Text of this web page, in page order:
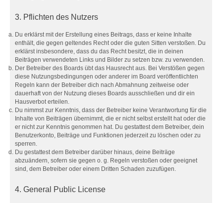
3. Pflichten des Nutzers
Du erklärst mit der Erstellung eines Beitrags, dass er keine Inhalte
enthält, die gegen geltendes Recht oder die guten Sitten verstoßen. Du
erklärst insbesondere, dass du das Recht besitzt, die in deinen
Beiträgen verwendeten Links und Bilder zu setzen bzw. zu verwenden.
Der Betreiber des Boards übt das Hausrecht aus. Bei Verstößen gegen
diese Nutzungsbedingungen oder anderer im Board veröffentlichten
Regeln kann der Betreiber dich nach Abmahnung zeitweise oder
dauerhaft von der Nutzung dieses Boards ausschließen und dir ein
Hausverbot erteilen.
Du nimmst zur Kenntnis, dass der Betreiber keine Verantwortung für die
Inhalte von Beiträgen übernimmt, die er nicht selbst erstellt hat oder die
er nicht zur Kenntnis genommen hat. Du gestattest dem Betreiber, dein
Benutzerkonto, Beiträge und Funktionen jederzeit zu löschen oder zu
sperren.
Du gestattest dem Betreiber darüber hinaus, deine Beiträge
abzuändern, sofern sie gegen o. g. Regeln verstoßen oder geeignet
sind, dem Betreiber oder einem Dritten Schaden zuzufügen.
4. General Public License